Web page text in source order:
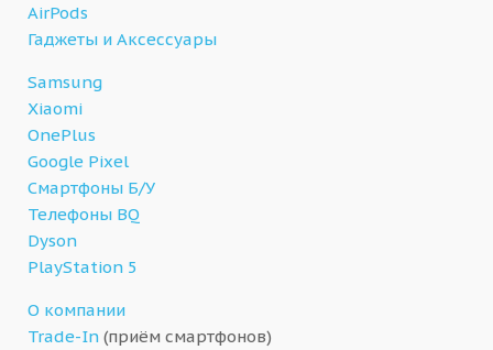
AirPods
Гаджеты и Аксессуары
Samsung
Xiaomi
OnePlus
Google Pixel
Смартфоны Б/У
Телефоны BQ
Dyson
PlayStation 5
О компании
Trade-In (приём смартфонов)